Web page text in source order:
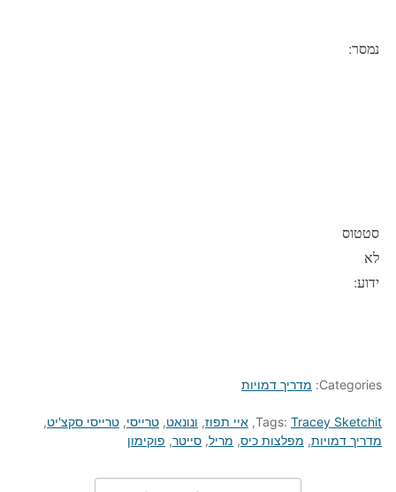
נמסר:
סטטוס
לא
ידוע:
Categories: מדריך דמויות
Tags: Tracey Sketchit
, איי תפוז, ונונאט, טרייסי, טרייסי סקצ'יט,
מדריך דמויות, מפלצות כיס, מריל, סייטר, פוקימון